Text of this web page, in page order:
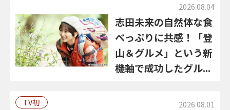
2026.08.04
志田未来の自然体な食
べっぷりに共感！「登
山＆グルメ」という新
機軸で成功したグル...
TV初 2026.08.01